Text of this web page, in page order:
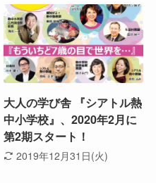
大人の学び舎 『シアトル熱
中小学校』、2020年2月に
第2期スタート！
2019年12月31日(火)